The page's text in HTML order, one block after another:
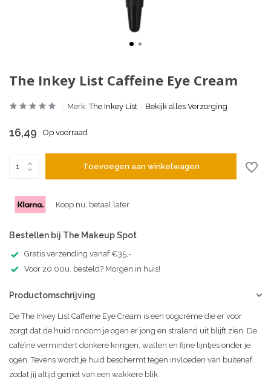
The Inkey List Caffeine Eye Cream
Merk:The Inkey List Bekijk alles Verzorging
16,49 Op voorraad
Toevoegen aan winkelwagen
Koop nu, betaal later
Bestellen bij The Makeup Spot
Gratis verzending vanaf €35,-
Voor 20:00u. besteld? Morgen in huis!
Productomschrijving
De The Inkey List Caffeine Eye Cream is een oogcrème die er voor
zorgt dat de huid rondom je ogen er jong en stralend uit blijft zien. De
cafeïne vermindert donkere kringen, wallen en fijne lijntjes onder je
ogen. Tevens wordt je huid beschermt tegen invloeden van buitenaf,
zodat jij altijd geniet van een wakkere blik.